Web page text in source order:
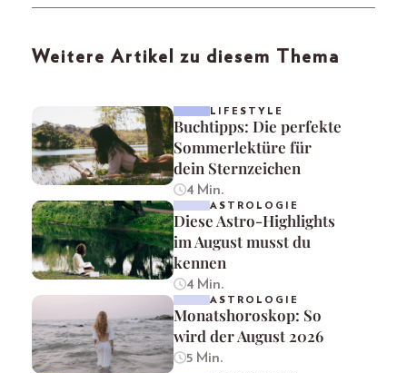
Weitere Artikel zu diesem Thema
LIFESTYLE
Buchtipps: Die perfekte
Sommerlektüre für
dein Sternzeichen
4 Min.
ASTROLOGIE
Diese Astro-Highlights
im August musst du
kennen
4 Min.
ASTROLOGIE
Monatshoroskop: So
wird der August 2026
5 Min.